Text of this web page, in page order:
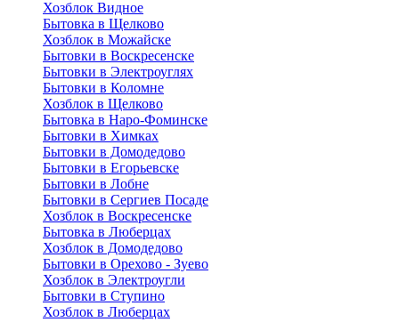
Хозблок Видное
Бытовкa в Щелково
Хозблок в Можайске
Бытовки в Воскресенске
Бытовки в Электроуглях
Бытовки в Коломне
Хозблок в Щелково
Бытовка в Наро-Фоминске
Бытовки в Химках
Бытовки в Домодедово
Бытовки в Егорьевске
Бытовки в Лобне
Бытовки в Сергиев Посаде
Хозблок в Воскресенске
Бытовка в Люберцах
Хозблок в Домодедово
Бытовки в Орехово - Зуево
Хозблок в Электроугли
Бытовки в Ступино
Хозблок в Люберцах